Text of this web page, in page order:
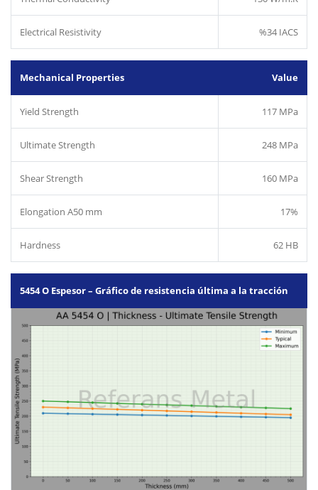
Electrical Resistivity %34 IACS
Mechanical Properties Value
Yield Strength 117 MPa
Ultimate Strength 248 MPa
Shear Strength 160 MPa
Elongation A50 mm 17%
Hardness 62 HB
5454 O Espesor – Gráfico de resistencia última a la tracción